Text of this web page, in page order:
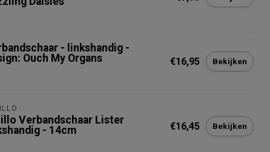
- linkshandig -
Ouch My Organs
€16,95 Bekijken
Verbandschaar Lister
- 14cm
€16,45 Bekijken